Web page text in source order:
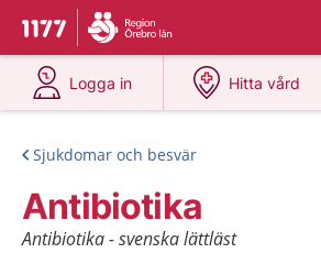
Till startsidan för 1177
Du har valt region
Logga in
på 1177.se
Hitta vård
på 1177.se
Sjukdomar och besvär
Antibiotika
Antibiotika - svenska lättläst